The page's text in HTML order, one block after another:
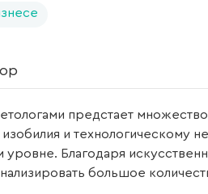
предстает
и технологическому
уровне. Благодаря
большое